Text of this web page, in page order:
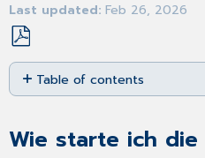
Last updated Feb 26, 2026
Save
as
PDF
Table of contents
ich
Wie starte ich